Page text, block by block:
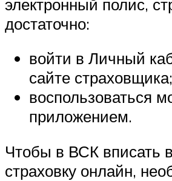
электронный полис,
достаточно:
войти в Личный
сайте страховщика;
воспользоваться
приложением.
Чтобы в ВСК вписать
страховку онлайн,